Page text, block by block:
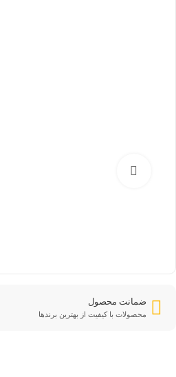
ضمانت محصول
محصولات با کیفیت از بهترین برندها